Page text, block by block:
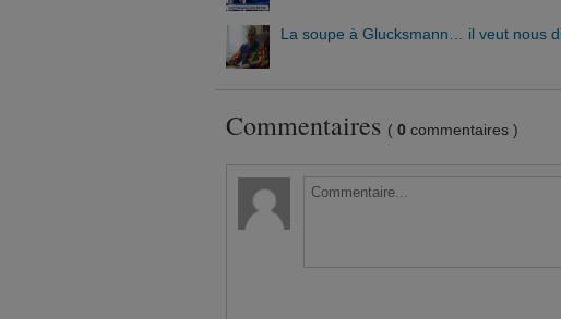
La soupe à Glucksmann… il veut nous
Commentaires ( 0 commentaires )